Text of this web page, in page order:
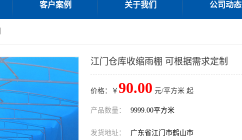
客户案例 关于我们 公司动态
江门仓库收缩雨棚 可根据需求定制
价格：￥ 90.00 元/平方米 起
产品数量： 9999.00平方米
发货地址： 广东省江门市鹤山市